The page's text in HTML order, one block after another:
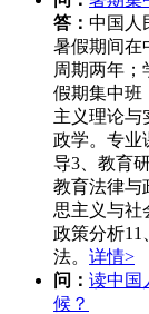
答： 中国人
暑假期间在
周期两年；
假期集中班
主义理论与
政学。专业
导3、教育
教育法律与
思主义与社
政策分析11
法。 详情>
问： 读中国
候？